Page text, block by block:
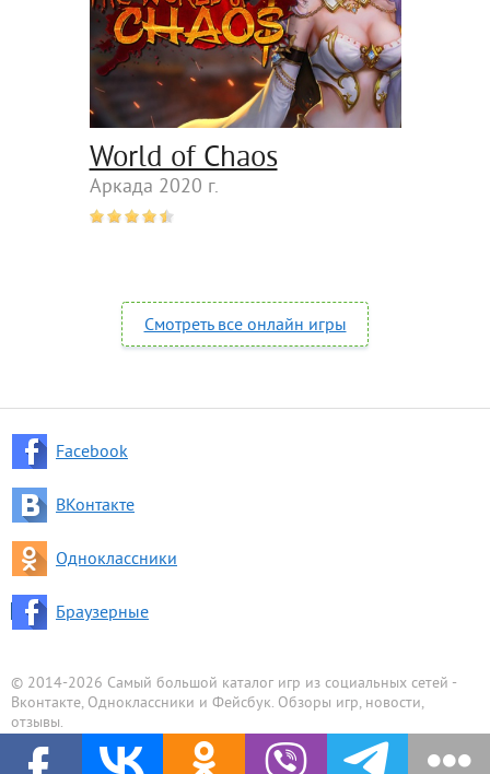
World of Chaos
Аркада 2020 г.
Смотреть все онлайн игры
Facebook
ВКонтакте
Одноклассники
Браузерные
© 2014-2026 Самый большой каталог игр из социальных сетей -
Вконтакте, Одноклассники и Фейсбук. Обзоры игр, новости,
отзывы.